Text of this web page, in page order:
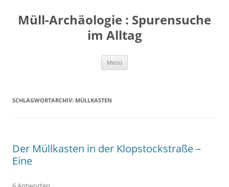
springen
Müll-Archäologie : Spurensuche
im Alltag
Menü
SCHLAGWORTARCHIV: MÜLLKASTEN
Der Müllkasten in der Klopstockstraße –
Eine